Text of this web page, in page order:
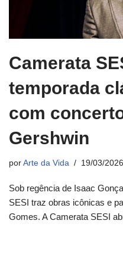
Camerata
temporada
com
Gershwin
por Arte da Vida 19/03/2026
Sob regência de Isaac
SESI traz obras icônicas e
Gomes. A Camerata SESI